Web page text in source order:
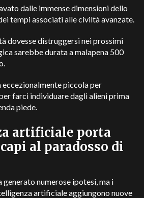
dalle immense dimensioni dello
tempi associati alle civiltà avanzate.
dovesse distruggersi nei prossimi
sarebbe durata a malapena 500
piccola per
farci individuare dagli alieni prima
piede.
artificiale porta
al paradosso di
generato numerose ipotesi, ma i
artificiale aggiungono nuove